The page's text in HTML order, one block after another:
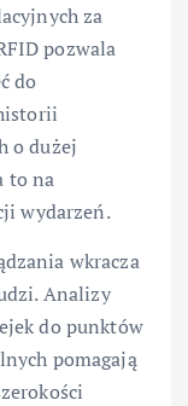
za
pozwala
do
o dużej
to na
wydarzeń.
wkracza
Analizy
do punktów
pomagają